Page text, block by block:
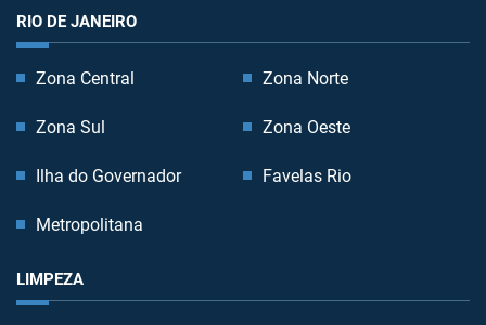
RIO DE JANEIRO
Zona Central Zona Norte
Zona Sul Zona Oeste
Ilha do Governador Favelas Rio
Metropolitana
LIMPEZA